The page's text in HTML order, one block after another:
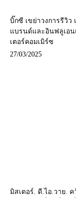
บิ๊กซี เขย่าวงการรีวิว
แบรนด์และอินฟลูเอน
เตอร์คอมเมิร์ซ
27/03/2025
มิสเตอร์. ดี.ไอ.วาย. คว้